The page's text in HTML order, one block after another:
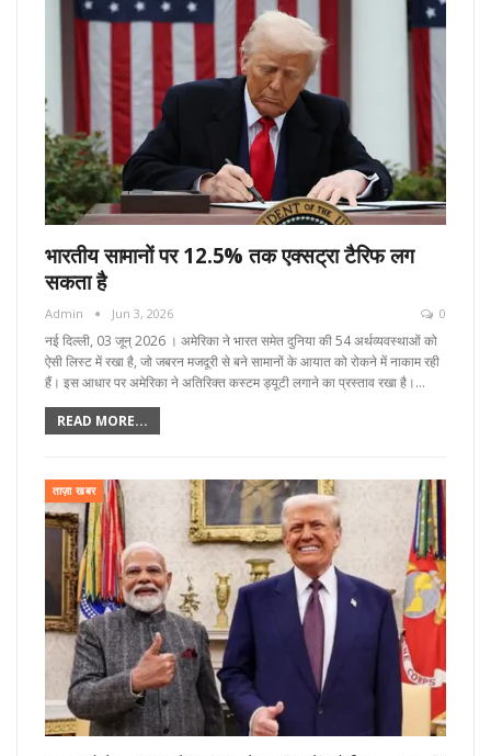
भारतीय सामानों पर 12.5% तक एक्सट्रा टैरिफ लग
सकता है
Admin Jun 3, 2026 0
नई दिल्ली, 03 जून्‌ 2026 । अमेरिका ने भारत समेत दुनिया की 54 अर्थव्यवस्थाओं को
ऐसी लिस्ट में रखा है, जो जबरन मजदूरी से बने सामानों के आयात को रोकने में नाकाम रही
हैं। इस आधार पर अमेरिका ने अतिरिक्त कस्टम ड्यूटी लगाने का प्रस्ताव रखा है।…
READ MORE...
ताज़ा खबर